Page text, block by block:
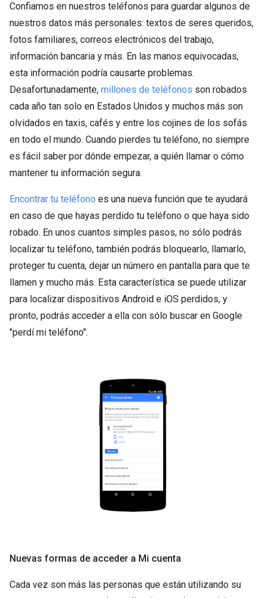
Confiamos en nuestros teléfonos para guardar algunos de
nuestros datos más personales: textos de seres queridos,
fotos familiares, correos electrónicos del trabajo,
información bancaria y más. En las manos equivocadas,
esta información podría causarte problemas.
Desafortunadamente, millones de teléfonos son robados
cada año tan solo en Estados Unidos y muchos más son
olvidados en taxis, cafés y entre los cojines de los sofás
en todo el mundo. Cuando pierdes tu teléfono, no siempre
es fácil saber por dónde empezar, a quién llamar o cómo
mantener tu información segura.
Encontrar tu teléfono es una nueva función que te ayudará
en caso de que hayas perdido tu teléfono o que haya sido
robado. En unos cuantos simples pasos, no sólo podrás
localizar tu teléfono, también podrás bloquearlo, llamarlo,
proteger tu cuenta, dejar un número en pantalla para que te
llamen y mucho más. Esta característica se puede utilizar
para localizar dispositivos Android e iOS perdidos, y
pronto, podrás acceder a ella con sólo buscar en Google
"perdí mi teléfono".
Nuevas formas de acceder a Mi cuenta
Cada vez son más las personas que están utilizando su